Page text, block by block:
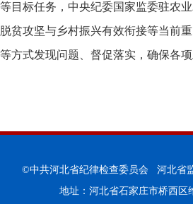
目标任务，中央纪委国家监委驻农
贫攻坚与乡村振兴有效衔接等当前
方式发现问题、督促落实，确保各
©中共河北省纪律检查委员会 河北
地址：河北省石家庄市桥西区